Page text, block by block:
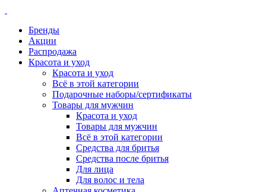
Бренды
Акции
Распродажа
Красота и уход
Красота и уход
Всё в этой категории
Подарочные наборы/сертификаты
Товары для мужчин
Красота и уход
Товары для мужчин
Всё в этой категории
Средства для бритья
Средства после бритья
Для лица
Для волос и тела